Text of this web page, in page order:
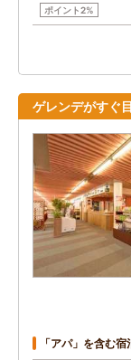
ポイント2%
ゲレンデがすぐ
「アパ」を含む